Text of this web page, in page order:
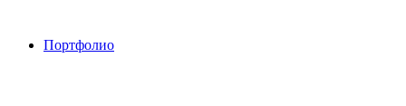
Портфолио